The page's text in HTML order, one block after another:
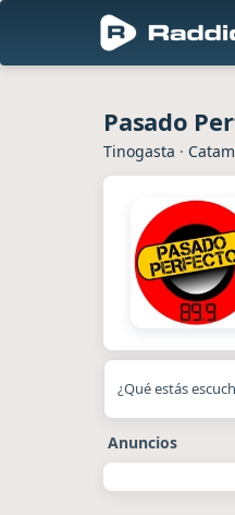
Pasado
Tinogasta ·
¿Qué estás
Anuncios